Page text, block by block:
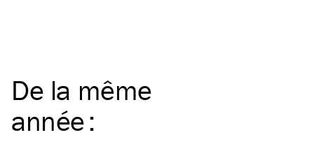
De la même
année: